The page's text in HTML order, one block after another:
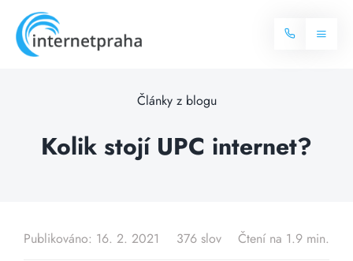
content
Toggle
Dostupnost
Články z blogu
Kolik stojí UPC internet?
Publikováno: 16. 2. 2021 376 slov Čtení na 1.9 min.